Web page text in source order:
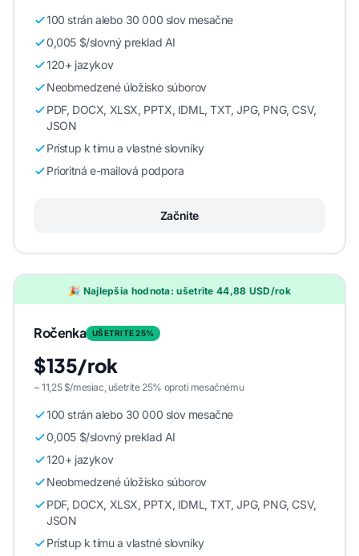
100 strán alebo 30 000 slov mesačne
0,005 $/slovný preklad AI
120+ jazykov
Neobmedzené úložisko súborov
PDF, DOCX, XLSX, PPTX, IDML, TXT, JPG, PNG, CSV,
JSON
Prístup k tímu a vlastné slovníky
Prioritná e-mailová podpora
Začnite
🎉 Najlepšia hodnota: ušetrite 44,88 USD/rok
Ročenka UŠETRITE 25%
$135/rok
~ 11,25 $/mesiac, ušetrite 25% oproti mesačnému
100 strán alebo 30 000 slov mesačne
0,005 $/slovný preklad AI
120+ jazykov
Neobmedzené úložisko súborov
PDF, DOCX, XLSX, PPTX, IDML, TXT, JPG, PNG, CSV,
JSON
Prístup k tímu a vlastné slovníky